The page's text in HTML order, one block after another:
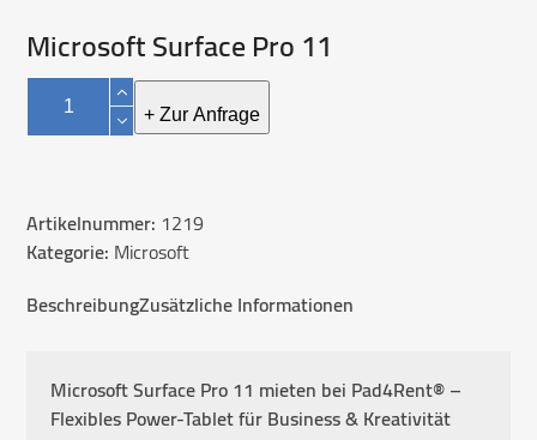
Microsoft Surface Pro 11
Microsoft
Surface
Pro
+ Zur Anfrage
Artikelnummer: 1219
Kategorie: Microsoft
BeschreibungZusätzliche Informationen
Microsoft Surface Pro 11 mieten bei Pad4Rent® –
Flexibles Power-Tablet für Business & Kreativität